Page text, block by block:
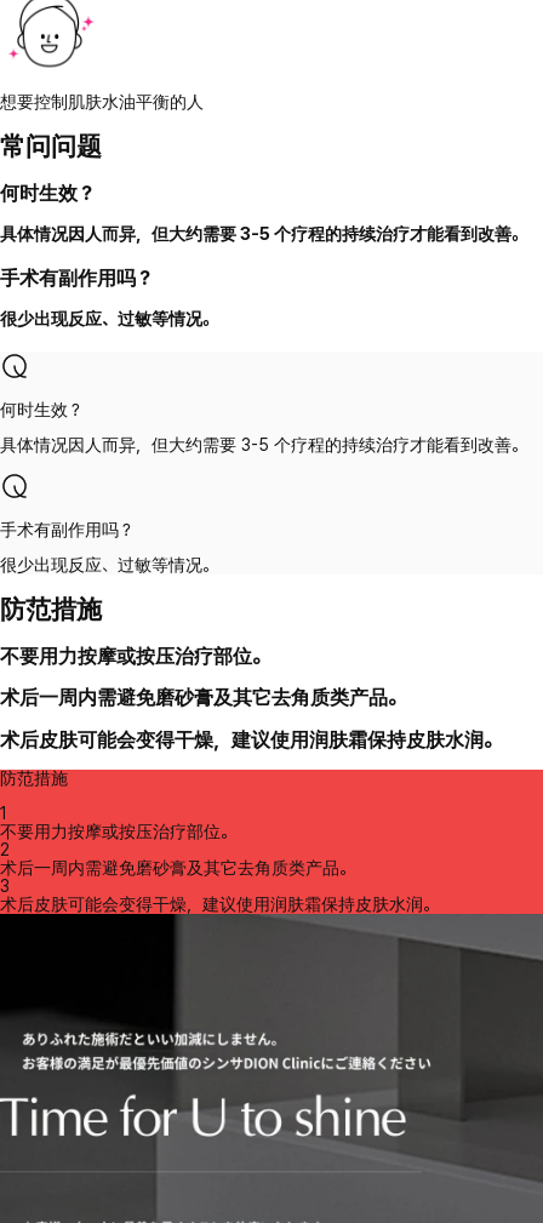
想要控制肌肤水油平衡的人
常问问题
何时生效？
具体情况因人而异，但大约需要 3-5 个疗程的持续治疗才能看到改善。
手术有副作用吗？
很少出现反应、过敏等情况。
何时生效？
具体情况因人而异，但大约需要 3-5 个疗程的持续治疗才能看到改善。
手术有副作用吗？
很少出现反应、过敏等情况。
防范措施
不要用力按摩或按压治疗部位。
术后一周内需避免磨砂膏及其它去角质类产品。
术后皮肤可能会变得干燥，建议使用润肤霜保持皮肤水润。
防范措施
1
不要用力按摩或按压治疗部位。
2
术后一周内需避免磨砂膏及其它去角质类产品。
3
术后皮肤可能会变得干燥，建议使用润肤霜保持皮肤水润。